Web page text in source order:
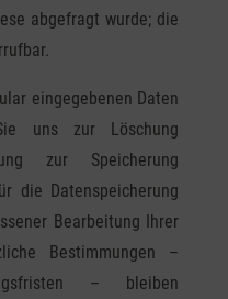
abgefragt wurde; die
eingegebenen Daten
uns zur Löschung
zur Speicherung
die Datenspeicherung
Bearbeitung Ihrer
Bestimmungen –
– bleiben